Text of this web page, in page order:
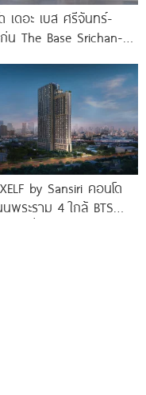
เดอะ เบส ศรีจันทร์-
น The Base Srichan-
น
by Sansiri คอนโด
พระราม 4 ใกล้ BTS